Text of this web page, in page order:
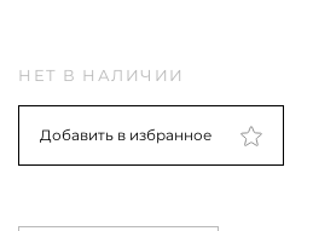
НЕТ В НАЛИЧИИ
Добавить в избранное